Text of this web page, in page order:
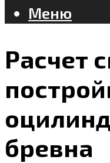
Меню
Расчет
бревна